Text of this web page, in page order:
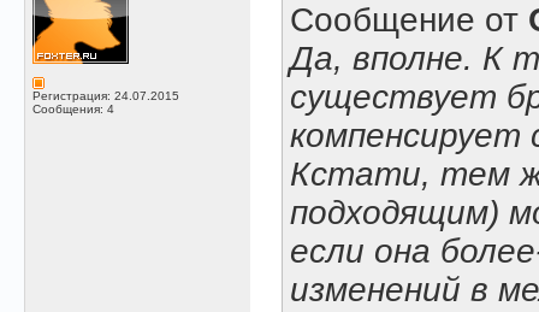
Регистрация: 24.07.2015
Сообщения: 4
Сообщение от
Да, вполне. К
существует
Кстати, тем
подходящим)
если она
изменений в